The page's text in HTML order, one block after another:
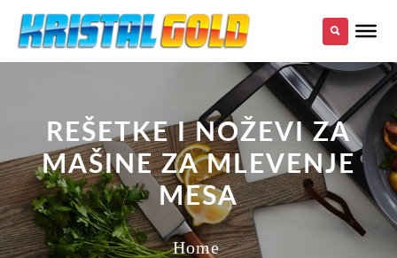
REŠETKE I NOŽEVI ZA
MAŠINE ZA MLEVENJE
MESA
Home